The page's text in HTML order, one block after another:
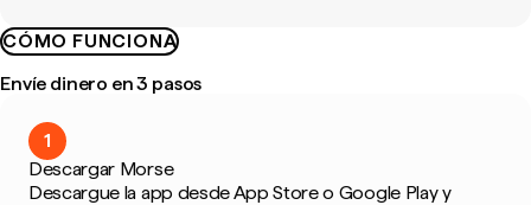
CÓMO FUNCIONA
Envíe dinero en 3 pasos
1
Descargar Morse
Descargue la app desde App Store o Google Play y